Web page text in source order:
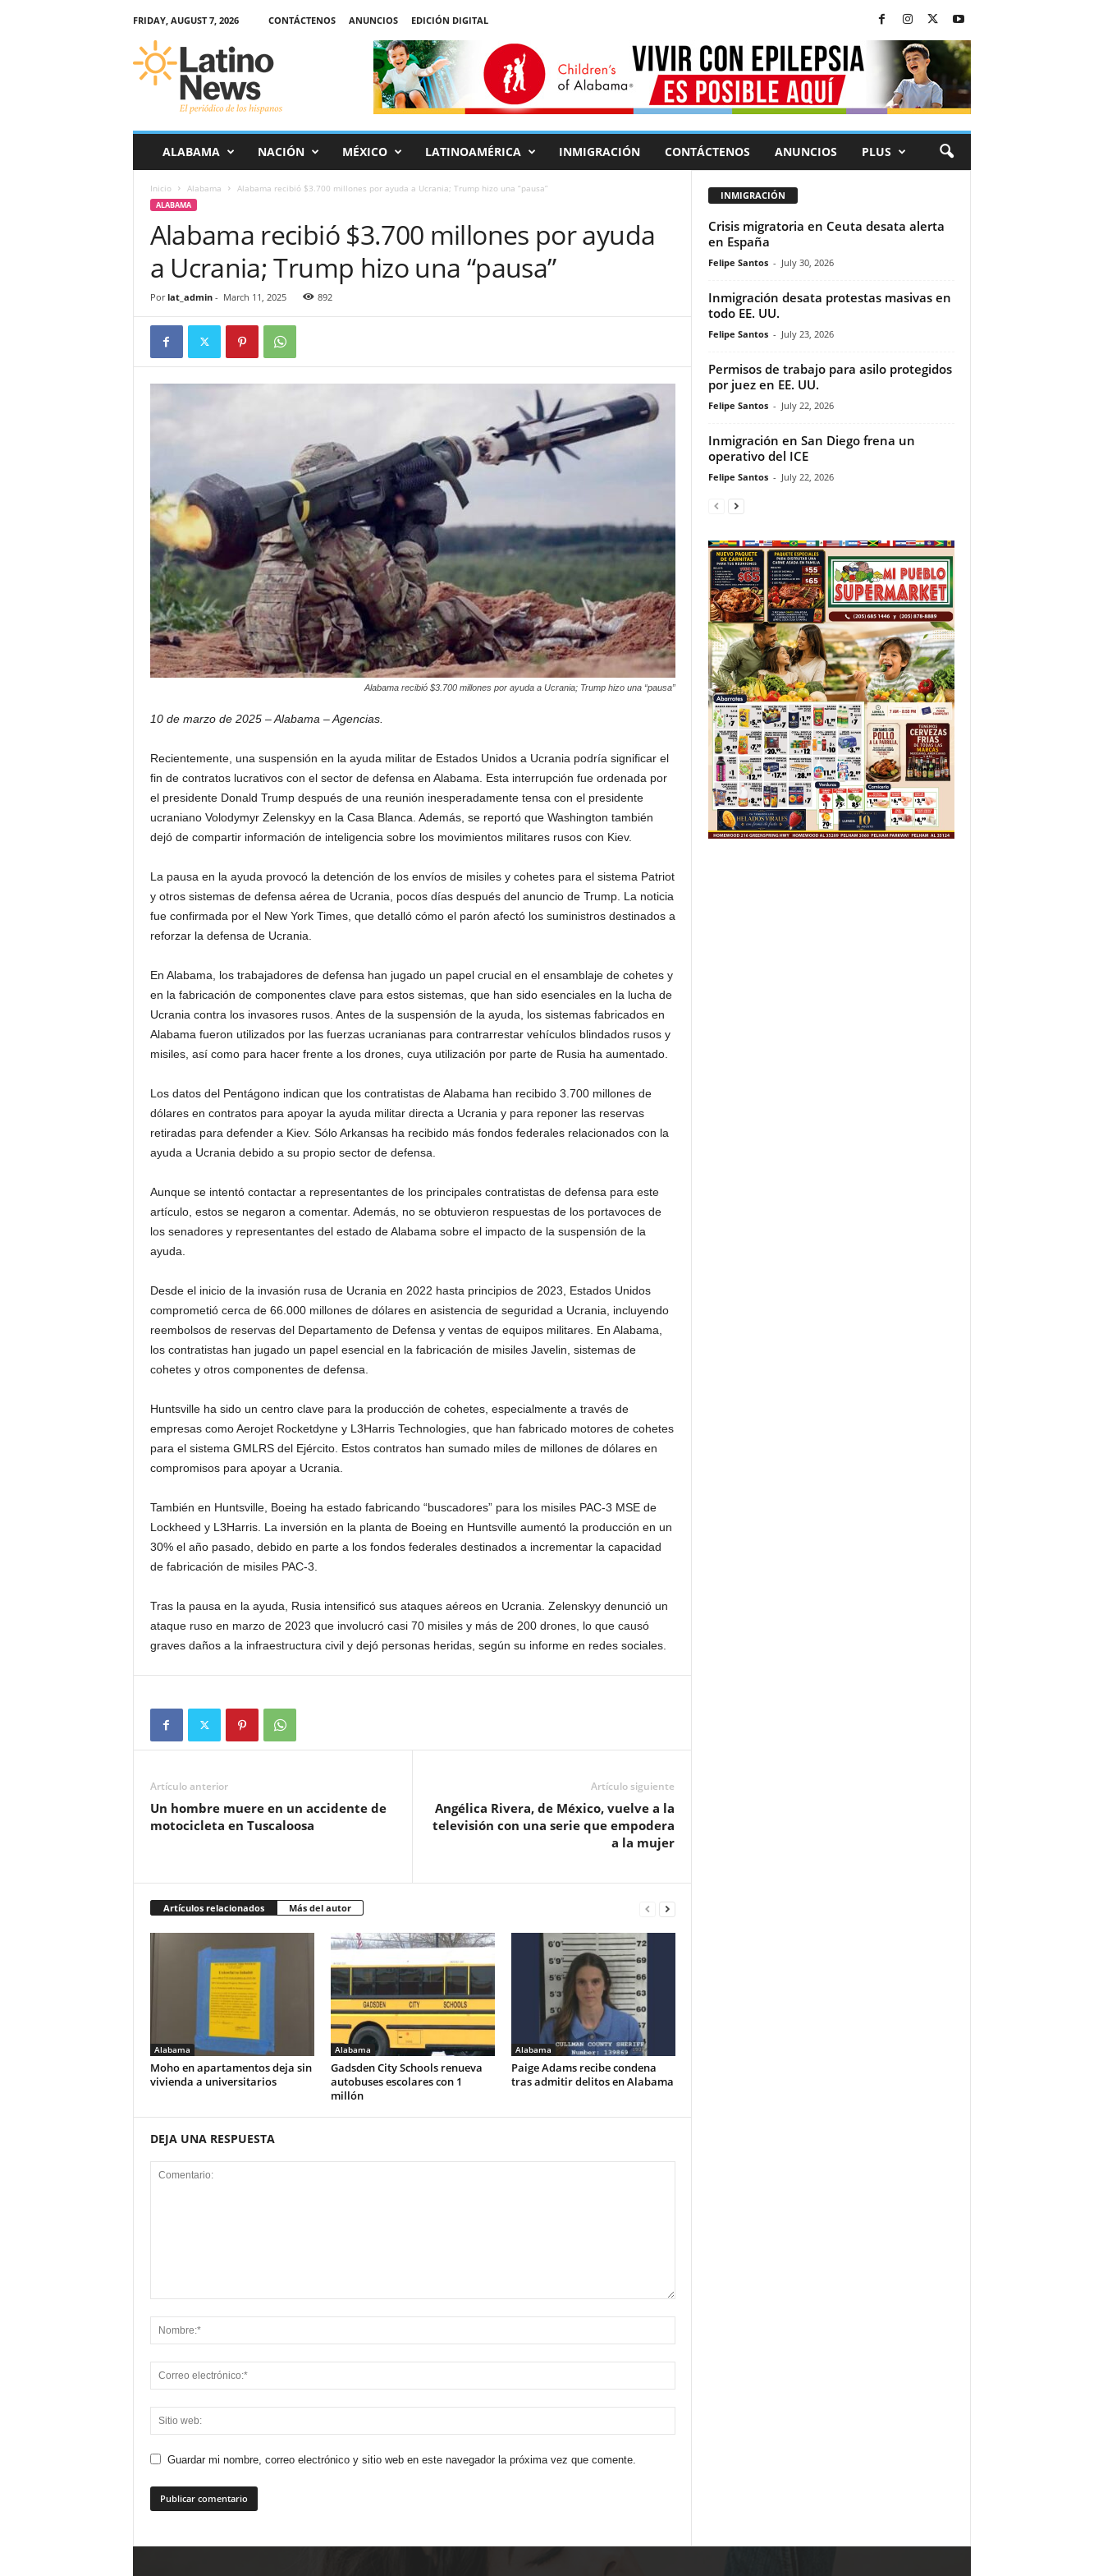
FRIDAY, AUGUST 7, 2026 CONTÁCTENOS ANUNCIOS
EDICIÓN DIGITAL
r
d
ALABAMA NACIÓN MÉXICO LATINOAMÉRICA INMIGRACIÓN CONTÁCTENOS ANUNCIOS PLUS
Inicio Alabama Alabama recibió $3.700 millones por ayuda a Ucrania; Trump hizo una “pausa”
ALABAMA
Alabama recibió $3.700 millones por ayuda
a Ucrania; Trump hizo una “pausa”
Por lat_admin- March 11, 2025 892
Alabama recibió $3.700 millones por ayuda a Ucrania; Trump hizo una “pausa”
10 de marzo de 2025 – Alabama – Agencias.
Recientemente, una suspensión en la ayuda militar de Estados Unidos a Ucrania podría significar el
fin de contratos lucrativos con el sector de defensa en Alabama. Esta interrupción fue ordenada por
el presidente Donald Trump después de una reunión inesperadamente tensa con el presidente
ucraniano Volodymyr Zelenskyy en la Casa Blanca. Además, se reportó que Washington también
dejó de compartir información de inteligencia sobre los movimientos militares rusos con Kiev.
La pausa en la ayuda provocó la detención de los envíos de misiles y cohetes para el sistema Patriot
y otros sistemas de defensa aérea de Ucrania, pocos días después del anuncio de Trump. La noticia
fue confirmada por el New York Times, que detalló cómo el parón afectó los suministros destinados a
reforzar la defensa de Ucrania.
En Alabama, los trabajadores de defensa han jugado un papel crucial en el ensamblaje de cohetes y
en la fabricación de componentes clave para estos sistemas, que han sido esenciales en la lucha de
Ucrania contra los invasores rusos. Antes de la suspensión de la ayuda, los sistemas fabricados en
Alabama fueron utilizados por las fuerzas ucranianas para contrarrestar vehículos blindados rusos y
misiles, así como para hacer frente a los drones, cuya utilización por parte de Rusia ha aumentado.
Los datos del Pentágono indican que los contratistas de Alabama han recibido 3.700 millones de
dólares en contratos para apoyar la ayuda militar directa a Ucrania y para reponer las reservas
retiradas para defender a Kiev. Sólo Arkansas ha recibido más fondos federales relacionados con la
ayuda a Ucrania debido a su propio sector de defensa.
Aunque se intentó contactar a representantes de los principales contratistas de defensa para este
artículo, estos se negaron a comentar. Además, no se obtuvieron respuestas de los portavoces de
los senadores y representantes del estado de Alabama sobre el impacto de la suspensión de la
ayuda.
Desde el inicio de la invasión rusa de Ucrania en 2022 hasta principios de 2023, Estados Unidos
comprometió cerca de 66.000 millones de dólares en asistencia de seguridad a Ucrania, incluyendo
reembolsos de reservas del Departamento de Defensa y ventas de equipos militares. En Alabama,
los contratistas han jugado un papel esencial en la fabricación de misiles Javelin, sistemas de
cohetes y otros componentes de defensa.
Huntsville ha sido un centro clave para la producción de cohetes, especialmente a través de
empresas como Aerojet Rocketdyne y L3Harris Technologies, que han fabricado motores de cohetes
para el sistema GMLRS del Ejército. Estos contratos han sumado miles de millones de dólares en
compromisos para apoyar a Ucrania.
También en Huntsville, Boeing ha estado fabricando “buscadores” para los misiles PAC-3 MSE de
Lockheed y L3Harris. La inversión en la planta de Boeing en Huntsville aumentó la producción en un
30% el año pasado, debido en parte a los fondos federales destinados a incrementar la capacidad
de fabricación de misiles PAC-3.
Tras la pausa en la ayuda, Rusia intensificó sus ataques aéreos en Ucrania. Zelenskyy denunció un
ataque ruso en marzo de 2023 que involucró casi 70 misiles y más de 200 drones, lo que causó
graves daños a la infraestructura civil y dejó personas heridas, según su informe en redes sociales.
Artículo anterior
Un hombre muere en un accidente de
motocicleta en Tuscaloosa
Artículo siguiente
Angélica Rivera, de México, vuelve a la
televisión con una serie que empodera
a la mujer
Artículos relacionados Más del autor
Alabama
Moho en apartamentos deja sin
vivienda a universitarios
Alabama
Gadsden City Schools renueva
autobuses escolares con 1
millón
Alabama
Paige Adams recibe condena
tras admitir delitos en Alabama
DEJA UNA RESPUESTA
Guardar mi nombre, correo electrónico y sitio web en este navegador la próxima vez que comente.
INMIGRACIÓN
Crisis migratoria en Ceuta desata alerta
en España
Felipe Santos - July 30, 2026
Inmigración desata protestas masivas en
todo EE. UU.
Felipe Santos - July 23, 2026
Permisos de trabajo para asilo protegidos
por juez en EE. UU.
Felipe Santos - July 22, 2026
Inmigración en San Diego frena un
operativo del ICE
Felipe Santos - July 22, 2026